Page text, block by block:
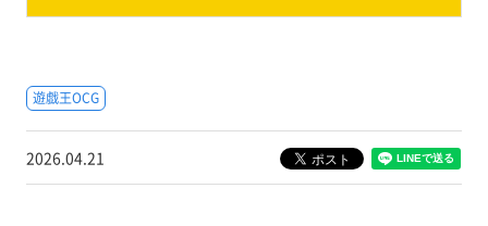
遊戯王OCG
2026.04.21